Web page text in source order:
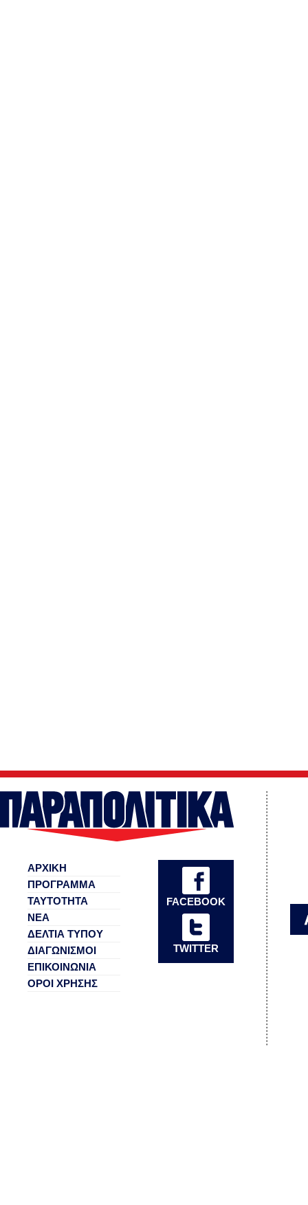
FACEBOOK
TWITTER
ΑΡΧΙΚΗ
ΠΡΟΓΡΑΜΜΑ
ΤΑΥΤΟΤΗΤΑ
ΝΕΑ
ΔΕΛΤΙΑ ΤΥΠΟΥ
ΔΙΑΓΩΝΙΣΜΟΙ
ΕΠΙΚΟΙΝΩΝΙΑ
ΟΡΟΙ ΧΡΗΣΗΣ